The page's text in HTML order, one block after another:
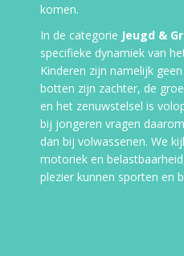
komen.
In de categorie Jeugd &
specifieke dynamiek van
Kinderen zijn namelijk
botten zijn zachter, de
en het zenuwstelsel is
bij jongeren vragen
dan bij volwassenen. We
motoriek en
plezier kunnen sporten en